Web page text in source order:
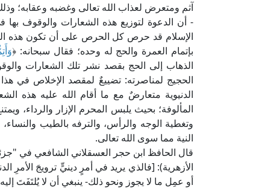
آثم ومتعرض لعذاب الله تعالى وغضبه وعقابه؛
- أن الدعوة لتوزيع هذه الشعارات والوقوف
الإسلام قد حرص كل الحرص على أن تكون هذه
بإتمام العمرة والحج له وحده؛ فقال سبحانه: ﴿
الذهاب إلى الحج بقصد نشر تلك الشعارات
الحجيج لمناصرته: تضييعٌ لمقصد الإخلاص في
الدنيوية متعارضٌ مع ما أقام الله عليه هذه
المألوفة؛ بحيث يلبس المحرم الإزار والرداء،
وتغطية الوجه والرأس، والترفه بالطيب
النية مما سوى الله تعالى.
الأزهرية): [فالذي يريد في أمرٍ دينيٍّ ترويجَ الأمرِ
أو عمِل ما لا يجوز ونحو ذلك- ينبغي أن لا يُلتَفَتَ